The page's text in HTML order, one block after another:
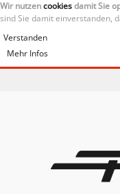
Wir nutzencookiesdamit Sie
sind Sie damit einverstanden,
Verstanden
Mehr Infos